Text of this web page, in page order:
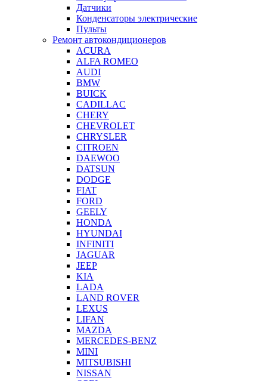
Датчики
Конденсаторы электрические
Пульты
Ремонт автокондиционеров
ACURA
ALFA ROMEO
AUDI
BMW
BUICK
CADILLAC
CHERY
CHEVROLET
CHRYSLER
CITROEN
DAEWOO
DATSUN
DODGE
FIAT
FORD
GEELY
HONDA
HYUNDAI
INFINITI
JAGUAR
JEEP
KIA
LADA
LAND ROVER
LEXUS
LIFAN
MAZDA
MERCEDES-BENZ
MINI
MITSUBISHI
NISSAN